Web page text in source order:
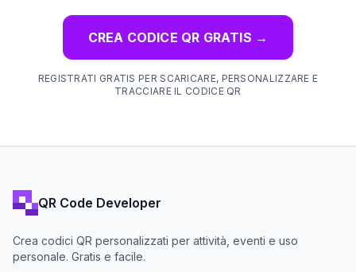
CREA CODICE QR GRATIS →
REGISTRATI GRATIS PER SCARICARE, PERSONALIZZARE E
TRACCIARE IL CODICE QR
QR Code Developer
Crea codici QR personalizzati per attività, eventi e uso
personale. Gratis e facile.